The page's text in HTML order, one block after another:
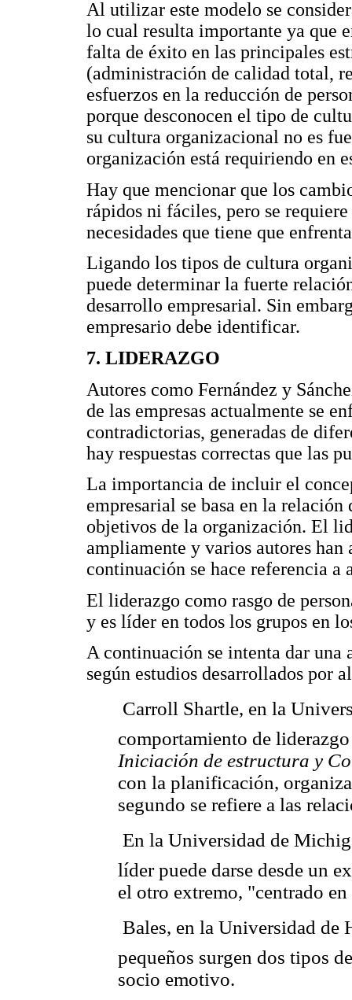
Al utilizar este modelo se
lo cual resulta importante ya que
falta de éxito en las principales
(administración de calidad total,
esfuerzos en la reducción de
porque desconocen el tipo de
su cultura organizacional no es
organización está requiriendo en
Hay que mencionar que los
rápidos ni fáciles, pero se
necesidades que tiene que
Ligando los tipos de cultura
puede determinar la fuerte
desarrollo empresarial. Sin
empresario debe identificar.
7. LIDERAZGO
Autores como Fernández y
de las empresas actualmente se
contradictorias, generadas de
hay respuestas correctas que las
La importancia de incluir el
empresarial se basa en la
objetivos de la organización. El
ampliamente y varios autores han
continuación se hace referencia a
El liderazgo como rasgo de
y es líder en todos los grupos en
A continuación se intenta dar
según estudios desarrollados por
 Carroll Shartle, en la
comportamiento de
Iniciación de estructura y
con la planificación,
segundo se refiere a las
 En la Universidad de
líder puede darse desde un
el otro extremo, "centrado
 Bales, en la Universidad
pequeños surgen dos tipos
socio emotivo.